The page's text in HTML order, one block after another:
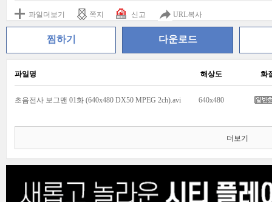
파일더보기 쪽지 신고 URL복사
찜하기 다운로드
파일명 해상도 화
초음전사 보그맨 01화 (640x480 DX50 MPEG 2ch).avi 640x480
더보기